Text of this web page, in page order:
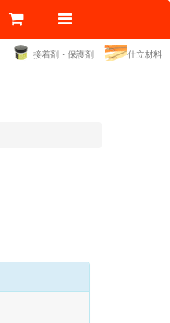
接着剤・保護剤 仕立材料